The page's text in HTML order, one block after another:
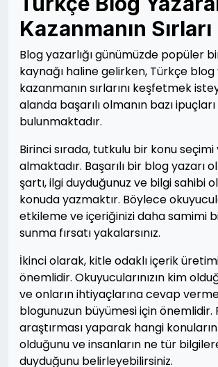
Kazanmanın Sırları
Blog yazarlığı günümüzde popüler
kaynağı haline gelirken, Türkçe
kazanmanın sırlarını keşfetmek
alanda başarılı olmanın bazı ipuçları
bulunmaktadır.
Birinci sırada, tutkulu bir konu seçimi
almaktadır. Başarılı bir blog yazarı
şartı, ilgi duyduğunuz ve bilgi sahibi
konuda yazmaktır. Böylece
etkileme ve içeriğinizi daha samimi
sunma fırsatı yakalarsınız.
İkinci olarak, kitle odaklı içerik
önemlidir. Okuyucularınızın kim
ve onların ihtiyaçlarına cevap
blogunuzun büyümesi için önemlidir.
araştırması yaparak hangi
olduğunu ve insanların ne tür
duyduğunu belirleyebilirsiniz.